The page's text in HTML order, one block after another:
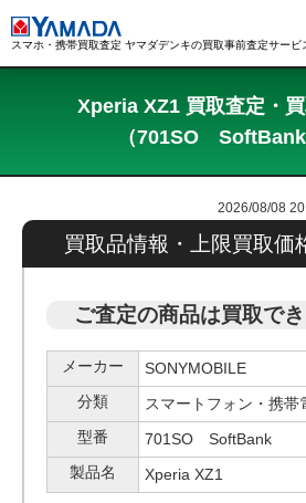
スマホ・携帯買取査定 ヤマダデンキの買取事前査定サービ
Xperia XZ1 買取査定・
（701SO SoftBank
2026/08/08
買取品情報・上限買取価
ご査定の商品は買取で
メーカー
SONYMOBILE
分類
スマートフォン・携帯
型番
701SO SoftBank
製品名
Xperia XZ1